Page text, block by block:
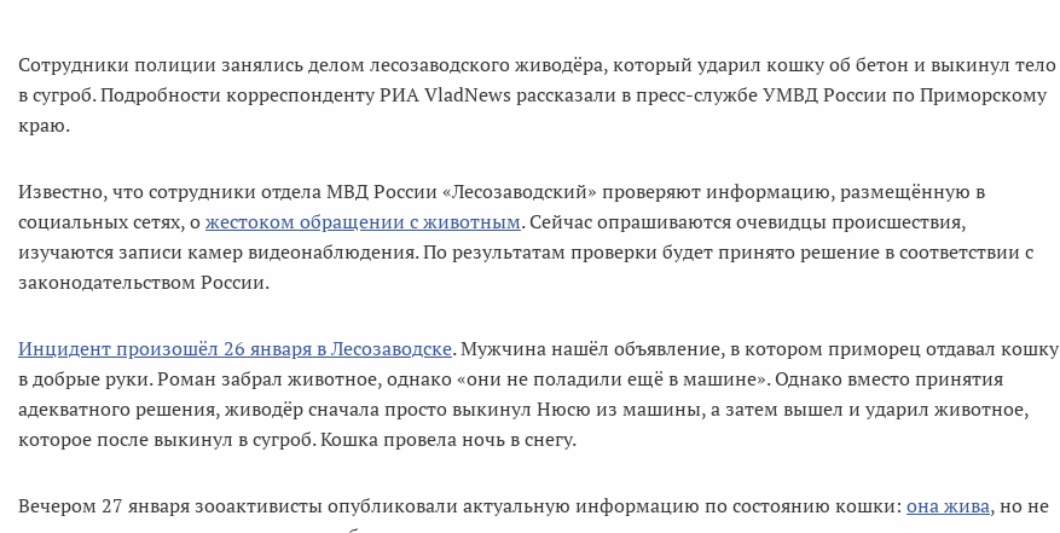
Сотрудники полиции занялись делом лесозаводского живодёра, который ударил кошку об бетон и выкинул тело
в сугроб. Подробности корреспонденту РИА VladNews рассказали в пресс-службе УМВД России по Приморскому
краю.
Известно, что сотрудники отдела МВД России «Лесозаводский» проверяют информацию, размещённую в
социальных сетях, ожестоком обращении с животным. Сейчас опрашиваются очевидцы происшествия,
изучаются записи камер видеонаблюдения. По результатам проверки будет принято решение в соответствии с
законодательством России.
Инцидент произошёл 26 января в Лесозаводске. Мужчина нашёл объявление, в котором приморец отдавал кошку
в добрые руки. Роман забрал животное, однако «они не поладили ещё в машине». Однако вместо принятия
адекватного решения, живодёр сначала просто выкинул Нюсю из машины, а затем вышел и ударил животное,
которое после выкинул в сугроб. Кошка провела ночь в снегу.
Вечером 27 января зооактивисты опубликовали актуальную информацию по состоянию кошки: она жива, но не